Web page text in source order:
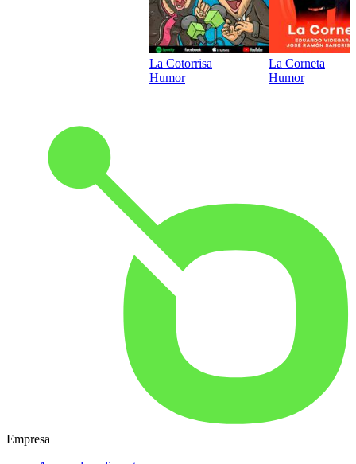
La Cotorrisa
Humor
La Corneta
Humor
Empresa